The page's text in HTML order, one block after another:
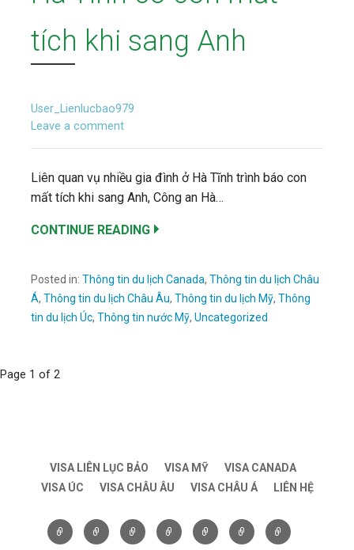
tích khi sang Anh
User_Lienlucbao979
Leave a comment
Liên quan vụ nhiều gia đình ở Hà Tĩnh trình báo con
mất tích khi sang Anh, Công an Hà…
CONTINUE READING
Posted in: Thông tin du lịch Canada, Thông tin du lịch Châu
Á, Thông tin du lịch Châu Âu, Thông tin du lịch Mỹ, Thông
tin du lịch Úc, Thông tin nước Mỹ, Uncategorized
Post
Page 1 of 2
VISA LIÊN LỤC BẢO VISA MỸ
VISA CANADA
VISA ÚC
VISA CHÂU ÂU VISA CHÂU Á LIÊN HỆ